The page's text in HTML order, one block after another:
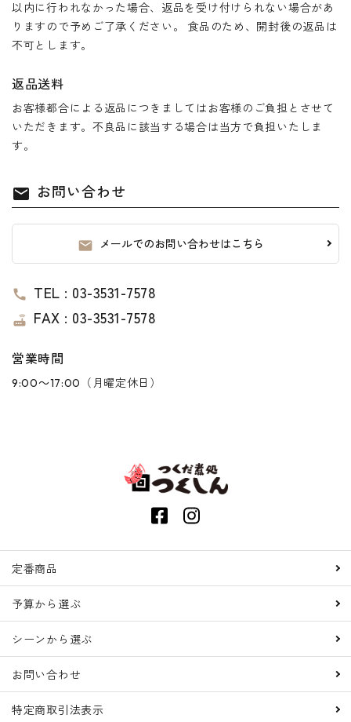
以内に行われなかった場合、返品を受け付けられない場合があ
りますので予めご了承ください。 食品のため、開封後の返品は
不可とします。
返品送料
お客様都合による返品につきましてはお客様のご負担とさせて
いただきます。不良品に該当する場合は当方で負担いたしま
す。
mail お問い合わせ
mail メールでのお問い合わせはこちら
call TEL : 03-3531-7578
router FAX : 03-3531-7578
営業時間
9:00～17:00（月曜定休日）
定番商品
予算から選ぶ
シーンから選ぶ
お問い合わせ
特定商取引法表示